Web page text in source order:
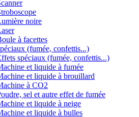
noire
à facettes
(fumée, confettis...)
spéciaux (fumée, confettis...)
et liquide à fumée
et liquide à brouillard
à CO2
sel et autre effet de fumée
et liquide à neige
et liquide à bulles